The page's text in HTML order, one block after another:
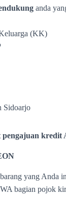
anda
(KK)
Sidoarjo
pengajuan kredit
yang Anda
bagian pojok